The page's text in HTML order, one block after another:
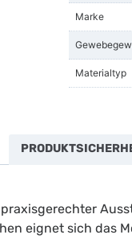
Marke
Materialtyp
eignet sich das